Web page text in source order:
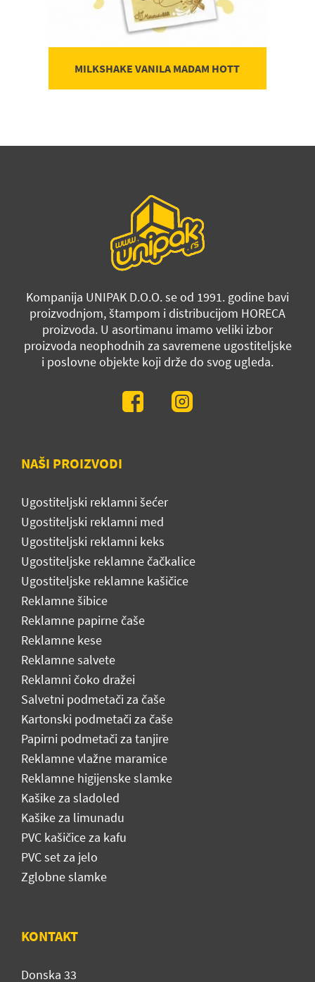
MILKSHAKE VANILA MADAM HOTT
Kompanija UNIPAK D.O.O. se od 1991. godine bavi
proizvodnjom, štampom i distribucijom HORECA
proizvoda. U asortimanu imamo veliki izbor
proizvoda neophodnih za savremene ugostiteljske
i poslovne objekte koji drže do svog ugleda.
NAŠI PROIZVODI
Ugostiteljski reklamni šećer
Ugostiteljski reklamni med
Ugostiteljski reklamni keks
Ugostiteljske reklamne čačkalice
Ugostiteljske reklamne kašičice
Reklamne šibice
Reklamne papirne čaše
Reklamne kese
Reklamne salvete
Reklamni čoko dražei
Salvetni podmetači za čaše
Kartonski podmetači za čaše
Papirni podmetači za tanjire
Reklamne vlažne maramice
Reklamne higijenske slamke
Kašike za sladoled
Kašike za limunadu
PVC kašičice za kafu
PVC set za jelo
Zglobne slamke
KONTAKT
Donska 33